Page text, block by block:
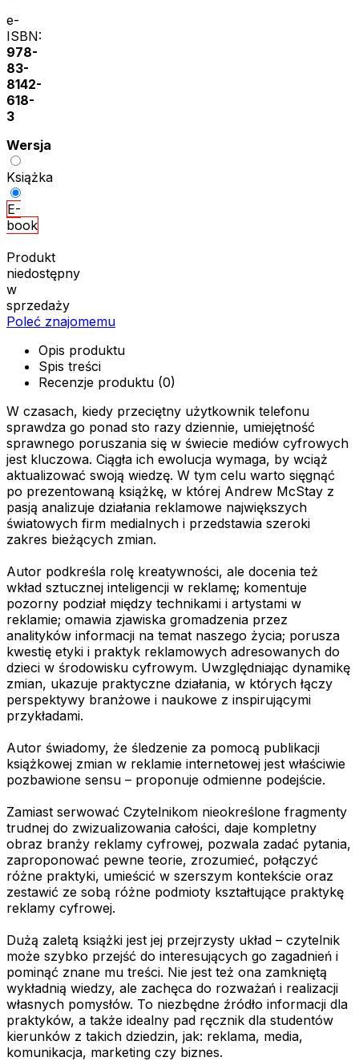
e-
ISBN:
978-
83-
8142-
618-
3
Wersja
Książka
E-
book
Produkt
niedostępny
w
sprzedaży
Poleć znajomemu
Opis produktu
Spis treści
Recenzje produktu (0)
W czasach, kiedy przeciętny użytkownik telefonu
sprawdza go ponad sto razy dziennie, umiejętność
sprawnego poruszania się w świecie mediów cyfrowych
jest kluczowa. Ciągła ich ewolucja wymaga, by wciąż
aktualizować swoją wiedzę. W tym celu warto sięgnąć
po prezentowaną książkę, w której Andrew McStay z
pasją analizuje działania reklamowe największych
światowych firm medialnych i przedstawia szeroki
zakres bieżących zmian.
Autor podkreśla rolę kreatywności, ale docenia też
wkład sztucznej inteligencji w reklamę; komentuje
pozorny podział między technikami i artystami w
reklamie; omawia zjawiska gromadzenia przez
analityków informacji na temat naszego życia; porusza
kwestię etyki i praktyk reklamowych adresowanych do
dzieci w środowisku cyfrowym. Uwzględniając dynamikę
zmian, ukazuje praktyczne działania, w których łączy
perspektywy branżowe i naukowe z inspirującymi
przykładami.
Autor świadomy, że śledzenie za pomocą publikacji
książkowej zmian w reklamie internetowej jest właściwie
pozbawione sensu – proponuje odmienne podejście.
Zamiast serwować Czytelnikom nieokreślone fragmenty
trudnej do zwizualizowania całości, daje kompletny
obraz branży reklamy cyfrowej, pozwala zadać pytania,
zaproponować pewne teorie, zrozumieć, połączyć
różne praktyki, umieścić w szerszym kontekście oraz
zestawić ze sobą różne podmioty kształtujące praktykę
reklamy cyfrowej.
Dużą zaletą książki jest jej przejrzysty układ – czytelnik
może szybko przejść do interesujących go zagadnień i
pominąć znane mu treści. Nie jest też ona zamkniętą
wykładnią wiedzy, ale zachęca do rozważań i realizacji
własnych pomysłów. To niezbędne źródło informacji dla
praktyków, a także idealny pad ręcznik dla studentów
kierunków z takich dziedzin, jak: reklama, media,
komunikacja, marketing czy biznes.